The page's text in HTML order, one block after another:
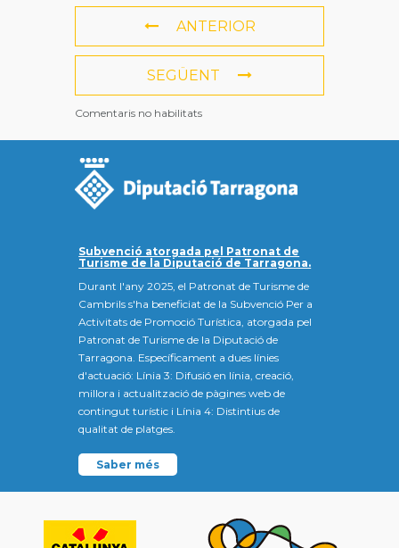
ANTERIOR
SEGÜENT
Comentaris no habilitats
Subvenció atorgada pel Patronat de
Turisme de la Diputació de Tarragona.
Durant l'any 2025, el Patronat de Turisme de
Cambrils s'ha beneficiat de la Subvenció Per a
Activitats de Promoció Turística, atorgada pel
Patronat de Turisme de la Diputació de
Tarragona. Específicament a dues línies
d'actuació: Línia 3: Difusió en línia, creació,
millora i actualització de pàgines web de
contingut turístic i Línia 4: Distintius de
qualitat de platges.
Saber més